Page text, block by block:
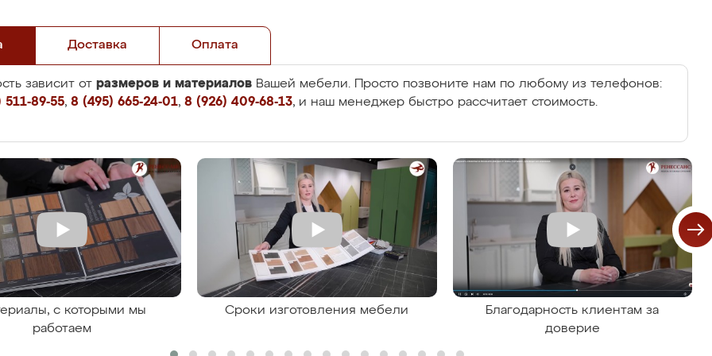
Доставка Оплата
зависит от размеров и материалов Вашей мебели. Просто позвоните нам по любому из телефонов:
89-55, 8 (495) 665-24-01, 8 (926) 409-68-13, и наш менеджер быстро рассчитает стоимость.
с которыми мы
работаем
Сроки изготовления мебели
Благодарность клиентам за
доверие